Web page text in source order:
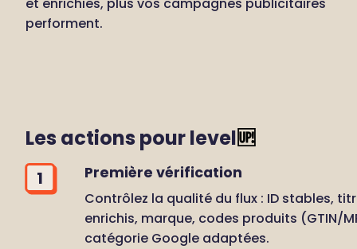
performent.
Les actions pour level🆙
1 Première vérification
Contrôlez la qualité du flux : ID stables,
enrichis, marque, codes produits (GTIN/
catégorie Google adaptées.